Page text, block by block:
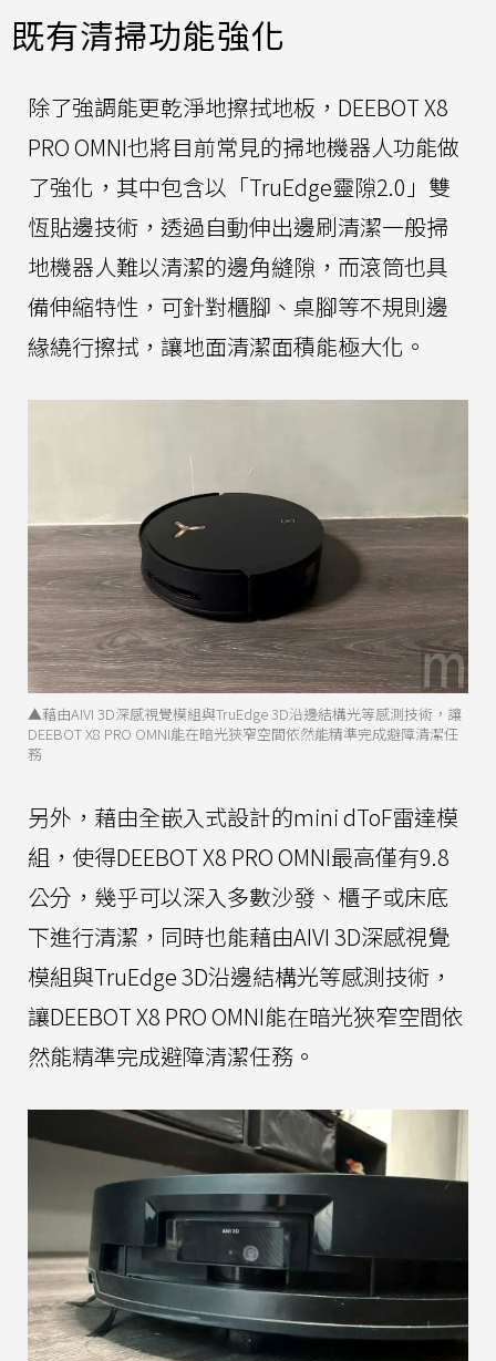
既有清掃功能強化
除了強調能更乾淨地擦拭地板，DEEBOT X8
PRO OMNI也將目前常見的掃地機器人功能做
了強化，其中包含以「TruEdge靈隙2.0」雙
恆貼邊技術，透過自動伸出邊刷清潔一般掃
地機器人難以清潔的邊角縫隙，而滾筒也具
備伸縮特性，可針對櫃腳、桌腳等不規則邊
緣繞行擦拭，讓地面清潔面積能極大化。
▲藉由AIVI 3D深感視覺模組與TruEdge 3D沿邊結構光等感測技術，讓
DEEBOT X8 PRO OMNI能在暗光狹窄空間依然能精準完成避障清潔任
務
另外，藉由全嵌入式設計的mini dToF雷達模
組，使得DEEBOT X8 PRO OMNI最高僅有9.8
公分，幾乎可以深入多數沙發、櫃子或床底
下進行清潔，同時也能藉由AIVI 3D深感視覺
模組與TruEdge 3D沿邊結構光等感測技術，
讓DEEBOT X8 PRO OMNI能在暗光狹窄空間依
然能精準完成避障清潔任務。